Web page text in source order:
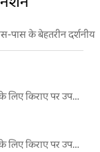
पास के बेहतरीन दर्शनीय
छुट्टियाँ बिताने के लिए किराए पर उपलब्ध जगहें
छुट्टियाँ बिताने के लिए किराए पर उपलब्ध जगहें